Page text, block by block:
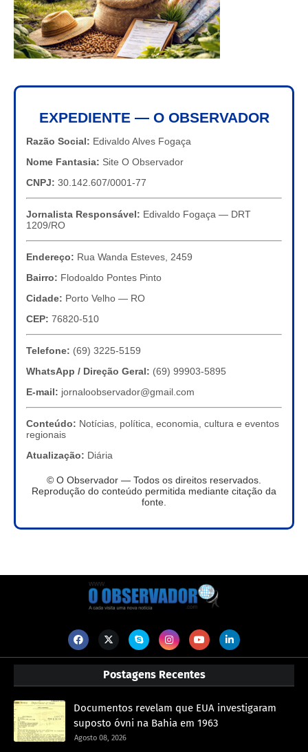
EXPEDIENTE — O OBSERVADOR
Razão Social: Edivaldo Alves Fogaça
Nome Fantasia: Site O Observador
CNPJ: 30.142.607/0001-77
Jornalista Responsável: Edivaldo Fogaça — DRT
1209/RO
Endereço: Rua Wanda Esteves, 2459
Bairro: Flodoaldo Pontes Pinto
Cidade: Porto Velho — RO
CEP: 76820-510
Telefone: (69) 3225-5159
WhatsApp / Direção Geral: (69) 99903-5895
E-mail: jornaloobservador@gmail.com
Conteúdo: Notícias, política, economia, cultura e eventos
regionais
Atualização: Diária
© O Observador — Todos os direitos reservados.
Reprodução do conteúdo permitida mediante citação da
fonte.
Postagens Recentes
Documentos revelam que EUA investigaram
suposto óvni na Bahia em 1963
Agosto 08, 2026